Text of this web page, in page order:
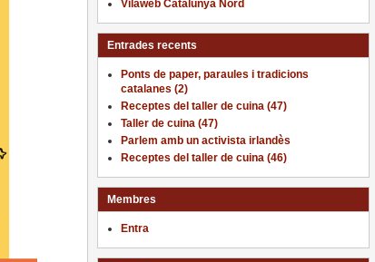
Vilaweb Catalunya Nord
Entrades recents
Ponts de paper, paraules i tradicions
catalanes (2)
Receptes del taller de cuina (47)
Taller de cuina (47)
Parlem amb un activista irlandès
Receptes del taller de cuina (46)
Membres
Entra